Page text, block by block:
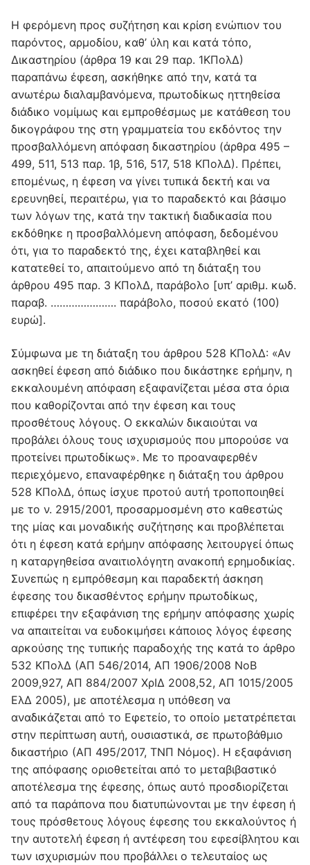
Η φερόμενη προς συζήτηση και κρίση ενώπιον του
παρόντος, αρμοδίου, καθ’ ύλη και κατά τόπο,
Δικαστηρίου (άρθρα 19 και 29 παρ. 1ΚΠολΔ)
παραπάνω έφεση, ασκήθηκε από την, κατά τα
ανωτέρω διαλαμβανόμενα, πρωτοδίκως ηττηθείσα
διάδικο νομίμως και εμπροθέσμως με κατάθεση του
δικογράφου της στη γραμματεία του εκδόντος την
προσβαλλόμενη απόφαση δικαστηρίου (άρθρα 495 –
499, 511, 513 παρ. 1β, 516, 517, 518 ΚΠολΔ). Πρέπει,
επομένως, η έφεση να γίνει τυπικά δεκτή και να
ερευνηθεί, περαιτέρω, για το παραδεκτό και βάσιμο
των λόγων της, κατά την τακτική διαδικασία που
εκδόθηκε η προσβαλλόμενη απόφαση, δεδομένου
ότι, για το παραδεκτό της, έχει καταβληθεί και
κατατεθεί το, απαιτούμενο από τη διάταξη του
άρθρου 495 παρ. 3 ΚΠολΔ, παράβολο [υπ’ αριθμ. κωδ.
παραβ. …………………. παράβολο, ποσού εκατό (100)
ευρώ].
Σύμφωνα με τη διάταξη του άρθρου 528 ΚΠολΔ: «Αν
ασκηθεί έφεση από διάδικο που δικάστηκε ερήμην, η
εκκαλουμένη απόφαση εξαφανίζεται μέσα στα όρια
που καθορίζονται από την έφεση και τους
προσθέτους λόγους. Ο εκκαλών δικαιούται να
προβάλει όλους τους ισχυρισμούς που μπορούσε να
προτείνει πρωτοδίκως». Με το προαναφερθέν
περιεχόμενο, επαναφέρθηκε η διάταξη του άρθρου
528 ΚΠολΔ, όπως ίσχυε προτού αυτή τροποποιηθεί
με το ν. 2915/2001, προσαρμοσμένη στο καθεστώς
της μίας και μοναδικής συζήτησης και προβλέπεται
ότι η έφεση κατά ερήμην απόφασης λειτουργεί όπως
η καταργηθείσα αναιτιολόγητη ανακοπή ερημοδικίας.
Συνεπώς η εμπρόθεσμη και παραδεκτή άσκηση
έφεσης του δικασθέντος ερήμην πρωτοδίκως,
επιφέρει την εξαφάνιση της ερήμην απόφασης χωρίς
να απαιτείται να ευδοκιμήσει κάποιος λόγος έφεσης
αρκούσης της τυπικής παραδοχής της κατά το άρθρο
532 ΚΠολΔ (ΑΠ 546/2014, ΑΠ 1906/2008 ΝοΒ
2009,927, ΑΠ 884/2007 ΧρΙΔ 2008,52, ΑΠ 1015/2005
ΕλΔ 2005), με αποτέλεσμα η υπόθεση να
αναδικάζεται από το Εφετείο, το οποίο μετατρέπεται
στην περίπτωση αυτή, ουσιαστικά, σε πρωτοβάθμιο
δικαστήριο (ΑΠ 495/2017, ΤΝΠ Νόμος). Η εξαφάνιση
της απόφασης οριοθετείται από το μεταβιβαστικό
αποτέλεσμα της έφεσης, όπως αυτό προσδιορίζεται
από τα παράπονα που διατυπώνονται με την έφεση ή
τους πρόσθετους λόγους έφεσης του εκκαλούντος ή
την αυτοτελή έφεση ή αντέφεση του εφεσίβλητου και
των ισχυρισμών που προβάλλει ο τελευταίος ως